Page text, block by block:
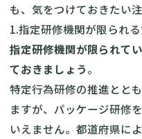
も、気をつけておきたい
1.指定研修機関が限られ
指定研修機関が限られて
ておきましょう。
特定行為研修の推進とと
ますが、パッケージ研修
いえません。都道府県に